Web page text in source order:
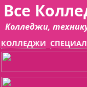
Все
Колледжи,
КОЛЛЕДЖИ